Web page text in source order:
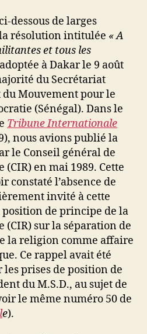
dessous de larges
résolution intitulée « A
et tous les
adoptée à Dakar le 9 août
du Secrétariat
Mouvement pour le
(Sénégal). Dans le
Tribune Internationale
nous avionspublié la
le Conseil général de
en mai 1989. Cette
constaté l’absence de
invité à cette
de principe de la
sur la séparation de
la religion comme affaire
Ce rappel avait été
prises de position de
du M.S.D., au sujet de
le même numéro 50 de
e).